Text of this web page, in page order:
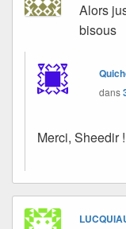
Alors
bisous
dans
Merci, Sheedir !